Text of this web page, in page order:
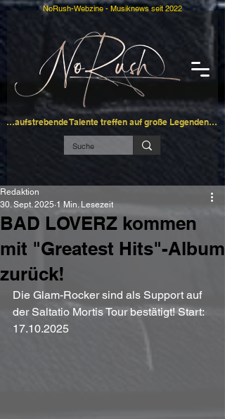
…aufstrebende Talente treffen auf große Legenden…
NoRush-Webzine - Musiknews seit 2022
BAD LOVERZ kommen
mit "Greatest Hits"-Album
zurück!
Redaktion
30. Sept. 2025 1 Min. Lesezeit
Die Glam-Rocker sind als Support auf
der Saltatio Mortis Tour bestätigt! Start:
17.10.2025